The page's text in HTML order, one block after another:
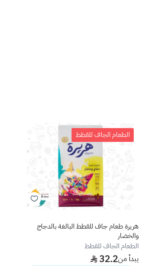
الطعام الجاف للقطط
هريرة طعام جاف للقطط البالغة بالدجاج
والخضار
الطعام الجاف للقطط
يبدأ من32.2